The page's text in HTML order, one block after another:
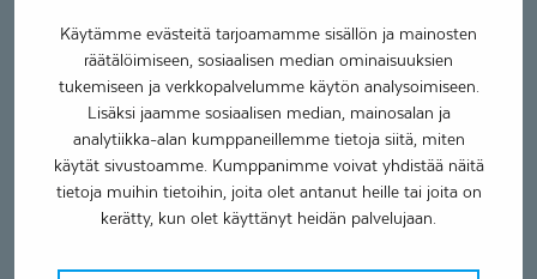
Käytämme evästeitä tarjoamamme sisällön ja mainosten
räätälöimiseen, sosiaalisen median ominaisuuksien
tukemiseen ja verkkopalvelumme käytön analysoimiseen.
Lisäksi jaamme sosiaalisen median, mainosalan ja
analytiikka-alan kumppaneillemme tietoja siitä, miten
käytät sivustoamme. Kumppanimme voivat yhdistää näitä
tietoja muihin tietoihin, joita olet antanut heille tai joita on
kerätty, kun olet käyttänyt heidän palvelujaan.
Fysioterapia ensikäynti 57 €
Hieronta ensikäynti 57 €
Erityisosaaminen
Asentohuimaushoito
Leikkausta edeltävä ja leikkauksen jälkeinen fysioterapia
Tuki- ja liikuntaelinsairauksien fysioterapia